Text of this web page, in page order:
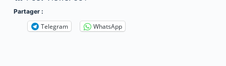
Partager :
Telegram WhatsApp